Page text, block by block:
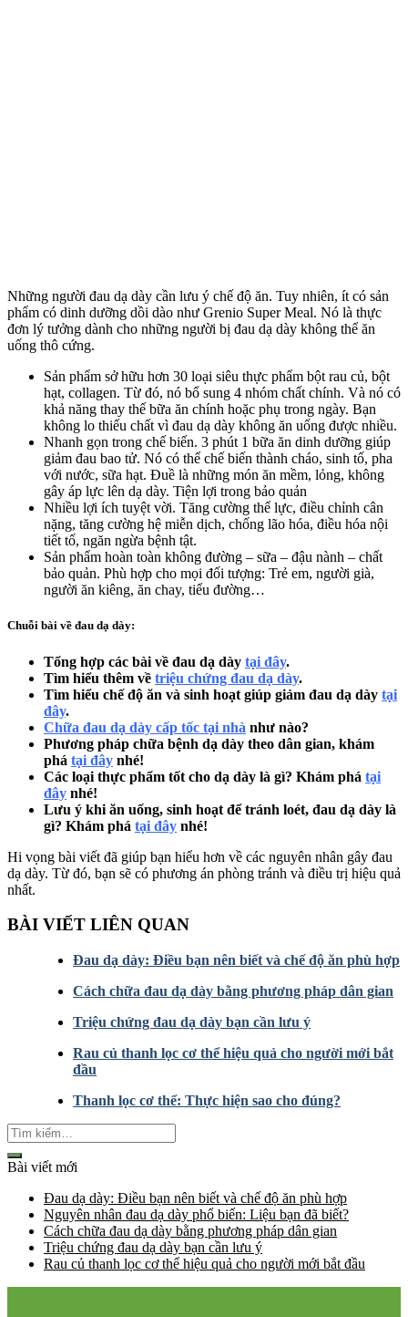
Những người đau dạ dày cần lưu ý chế độ ăn. Tuy nhiên, ít có sản
phẩm có dinh dưỡng dồi dào như Grenio Super Meal. Nó là thực
đơn lý tưởng dành cho những người bị đau dạ dày không thể ăn
uống thô cứng.
Sản phẩm sở hữu hơn 30 loại siêu thực phẩm bột rau củ, bột
hạt, collagen. Từ đó, nó bổ sung 4 nhóm chất chính. Và nó có
khả năng thay thế bữa ăn chính hoặc phụ trong ngày. Bạn
không lo thiếu chất vì đau dạ dày không ăn uống được nhiều.
Nhanh gọn trong chế biến. 3 phút 1 bữa ăn dinh dưỡng giúp
giảm đau bao tử. Nó có thể chế biến thành cháo, sinh tố, pha
với nước, sữa hạt. Đuề là những món ăn mềm, lỏng, không
gây áp lực lên dạ dày. Tiện lợi trong bảo quản
Nhiều lợi ích tuyệt vời. Tăng cường thể lực, điều chỉnh cân
nặng, tăng cường hệ miễn dịch, chống lão hóa, điều hóa nội
tiết tố, ngăn ngừa bệnh tật.
Sản phẩm hoàn toàn không đường – sữa – đậu nành – chất
bảo quản. Phù hợp cho mọi đối tượng: Trẻ em, người già,
người ăn kiêng, ăn chay, tiểu đường…
Chuỗi bài về đau dạ dày:
Tổng hợp các bài về đau dạ dày tại đây.
Tìm hiểu thêm về triệu chứng đau dạ dày.
Tìm hiểu chế độ ăn và sinh hoạt giúp giảm đau dạ dày tại
đây.
Chữa đau dạ dày cấp tốc tại nhà như nào?
Phương pháp chữa bệnh dạ dày theo dân gian, khám
phá tại đây nhé!
Các loại thực phẩm tốt cho dạ dày là gì? Khám phá tại
đây nhé!
Lưu ý khi ăn uống, sinh hoạt để tránh loét, đau dạ dày là
gì? Khám phá tại đây nhé!
Hi vọng bài viết đã giúp bạn hiểu hơn về các nguyên nhân gây đau
dạ dày. Từ đó, bạn sẽ có phương án phòng tránh và điều trị hiệu quả
nhất.
BÀI VIẾT LIÊN QUAN
Đau dạ dày: Điều bạn nên biết và chế độ ăn phù hợp
Cách chữa đau dạ dày bằng phương pháp dân gian
Triệu chứng đau dạ dày bạn cần lưu ý
Rau củ thanh lọc cơ thể hiệu quả cho người mới bắt
đầu
Thanh lọc cơ thể: Thực hiện sao cho đúng?
Bài viết mới
Đau dạ dày: Điều bạn nên biết và chế độ ăn phù hợp
Nguyên nhân đau dạ dày phổ biến: Liệu bạn đã biết?
Cách chữa đau dạ dày bằng phương pháp dân gian
Triệu chứng đau dạ dày bạn cần lưu ý
Rau củ thanh lọc cơ thể hiệu quả cho người mới bắt đầu